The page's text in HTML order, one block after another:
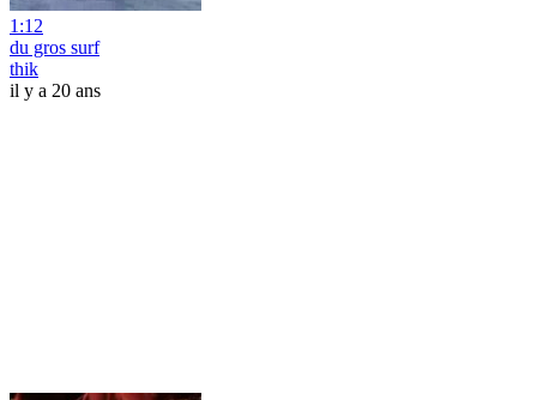
1:12
du gros surf
thik
il y a 20 ans